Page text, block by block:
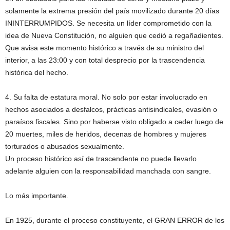
solamente la extrema presión del país movilizado durante 20 días
ININTERRUMPIDOS. Se necesita un líder comprometido con la
idea de Nueva Constitución, no alguien que cedió a regañadientes.
Que avisa este momento histórico a través de su ministro del
interior, a las 23:00 y con total desprecio por la trascendencia
histórica del hecho.
4. Su falta de estatura moral. No solo por estar involucrado en
hechos asociados a desfalcos, prácticas antisindicales, evasión o
paraísos fiscales. Sino por haberse visto obligado a ceder luego de
20 muertes, miles de heridos, decenas de hombres y mujeres
torturados o abusados sexualmente.
Un proceso histórico así de trascendente no puede llevarlo
adelante alguien con la responsabilidad manchada con sangre.
Lo más importante.
En 1925, durante el proceso constituyente, el GRAN ERROR de los